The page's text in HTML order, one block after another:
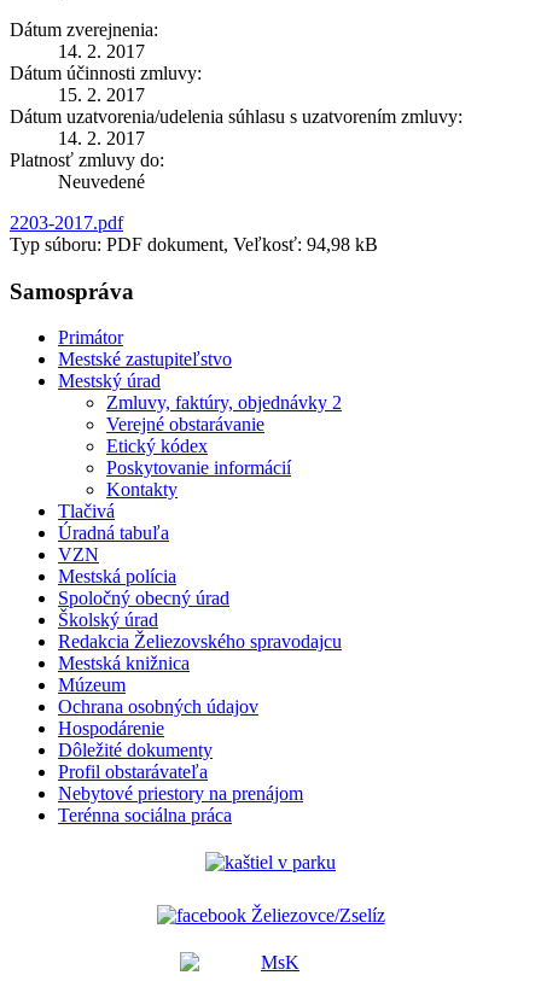
Dátum zverejnenia:
14. 2. 2017
Dátum účinnosti zmluvy:
15. 2. 2017
Dátum uzatvorenia/udelenia súhlasu s uzatvorením zmluvy:
14. 2. 2017
Platnosť zmluvy do:
Neuvedené
2203-2017.pdf
Typ súboru: PDF dokument, Veľkosť: 94,98 kB
Samospráva
Primátor
Mestské zastupiteľstvo
Mestský úrad
Zmluvy, faktúry, objednávky 2
Verejné obstarávanie
Etický kódex
Poskytovanie informácií
Kontakty
Tlačivá
Úradná tabuľa
VZN
Mestská polícia
Spoločný obecný úrad
Školský úrad
Redakcia Želiezovského spravodajcu
Mestská knižnica
Múzeum
Ochrana osobných údajov
Hospodárenie
Dôležité dokumenty
Profil obstarávateľa
Nebytové priestory na prenájom
Terénna sociálna práca